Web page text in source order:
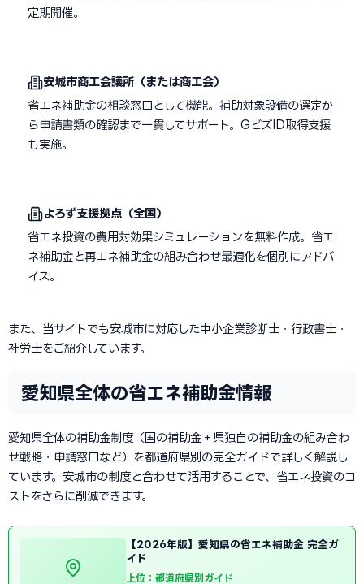
定期開催。
安城市商工会議所（または商工会）
省エネ補助金の相談窓口として機能。補助対象設備の選定か
ら申請書類の確認まで一貫してサポート。GビズID取得支援
も実施。
よろず支援拠点（全国）
省エネ投資の費用対効果シミュレーションを無料作成。省エ
ネ補助金と再エネ補助金の組み合わせ最適化を個別にアドバ
イス。
また、当サイトでも安城市に対応した中小企業診断士・行政書士・
社労士をご紹介しています。
愛知県全体の省エネ補助金情報
愛知県全体の補助金制度（国の補助金＋県独自の補助金の組み合わ
せ戦略・申請窓口など）を都道府県別の完全ガイドで詳しく解説し
ています。安城市の制度と合わせて活用することで、省エネ投資のコ
ストをさらに削減できます。
【2026年版】愛知県の省エネ補助金 完全ガ
イド
上位：都道府県別ガイド